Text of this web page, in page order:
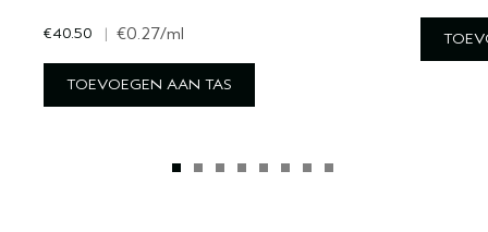
€40.50 | €0.27/ml
TOEVOEGEN AAN TAS